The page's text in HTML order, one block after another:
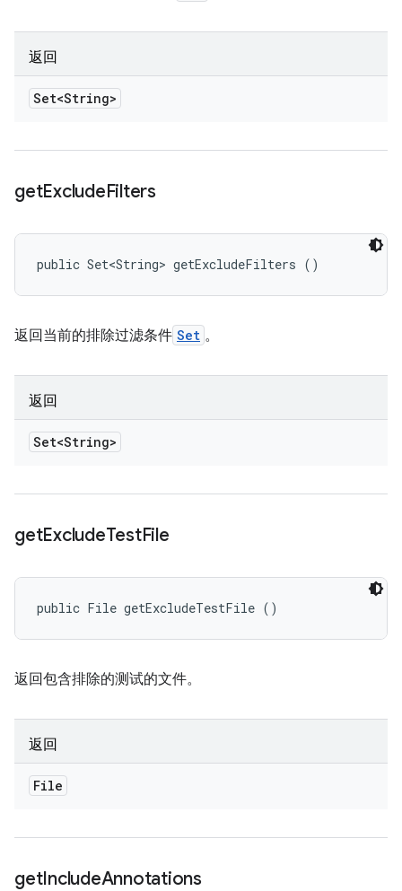
返回
Set<String>
getExcludeFilters
public Set<String> getExcludeFilters ()
返回当前的排除过滤条件 Set 。
返回
Set<String>
getExcludeTestFile
public File getExcludeTestFile ()
返回包含排除的测试的文件。
返回
File
getIncludeAnnotations